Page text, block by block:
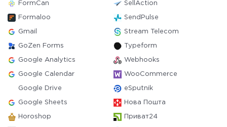
FormCan SellAction
Formaloo SendPulse
Gmail Stream Telecom
GoZen Forms Typeform
Google Analytics Webhooks
Google Calendar WooCommerce
Google Drive eSputnik
Google Sheets Нова Пошта
Horoshop Приват24